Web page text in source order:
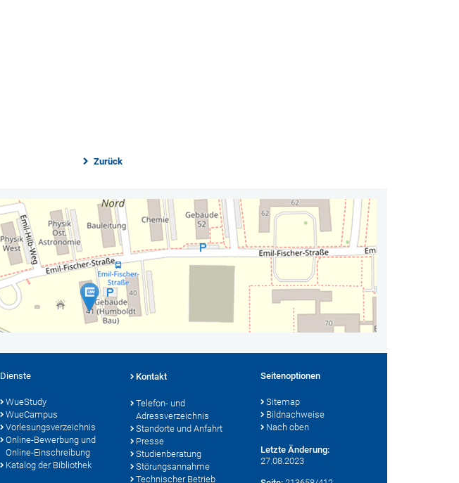
Zurück
Dienste
WueStudy
WueCampus
Vorlesungsverzeichnis
Online-Bewerbung und
Online-Einschreibung
Katalog der Bibliothek
Kontakt
Telefon- und
Adressverzeichnis
Standorte und Anfahrt
Presse
Studienberatung
Störungsannahme
Technischer Betrieb
Seitenoptionen
Sitemap
Bildnachweise
Nach oben
Letzte Änderung:
27.08.2023